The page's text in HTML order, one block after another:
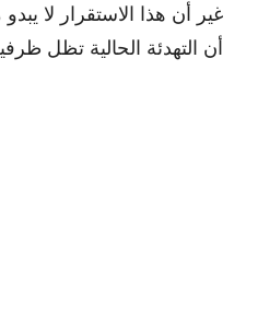
غير أن هذا الاستقرار لا
أن التهدئة الحالية تظل